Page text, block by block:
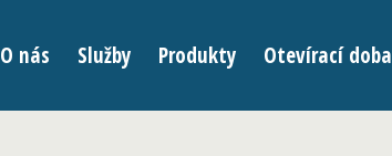
O nás Služby Produkty Otevírací doba